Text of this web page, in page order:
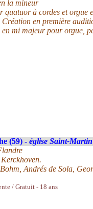
la mineur
à cordes et orgue
en première
mi majeur pour orgue,
(59) - église Saint-Martin
Andrés de Sola,
/ Gratuit - 18 ans